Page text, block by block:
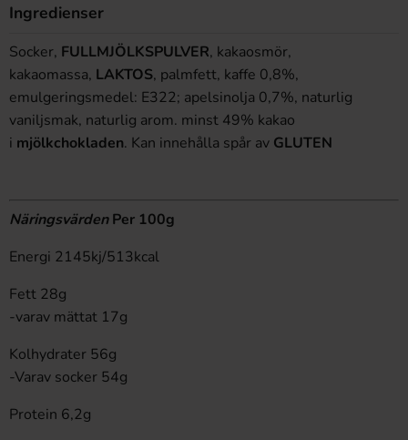
Ingredienser
Socker, FULLMJÖLKSPULVER, kakaosmör,
kakaomassa, LAKTOS, palmfett, kaffe 0,8%,
emulgeringsmedel: E322; apelsinolja 0,7%, naturlig
vaniljsmak, naturlig arom. minst 49% kakao
i mjölkchokladen. Kan innehålla spår av GLUTEN
NäringsvärdenPer 100g
Energi 2145kj/513kcal
Fett 28g
-varav mättat 17g
Kolhydrater 56g
-Varav socker 54g
Protein 6,2g